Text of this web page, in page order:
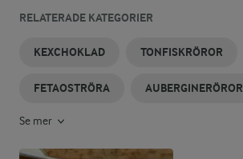
RELATERADE KATEGORIER
KEXCHOKLAD TONFISKRÖROR
FETAOSTRÖRA AUBERGINERÖROR
Se mer